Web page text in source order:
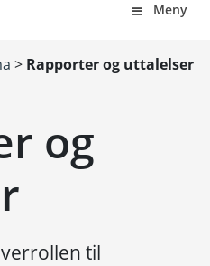
Meny
> Rapporter og uttalelser
og
til